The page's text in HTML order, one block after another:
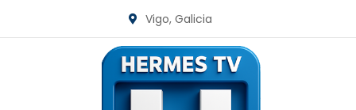
Vigo, Galicia